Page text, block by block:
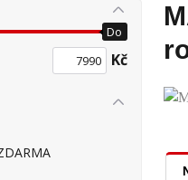
Do
Kč